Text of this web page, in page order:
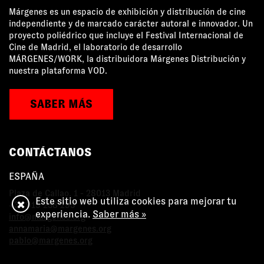
Márgenes es un espacio de exhibición y distribución de cine
independiente y de marcado carácter autoral e innovador. Un
proyecto poliédrico que incluye el Festival Internacional de
Cine de Madrid, el laboratorio de desarrollo
MÁRGENES/WORK, la distribuidora Márgenes Distribución y
nuestra plataforma VOD.
SABER MÁS
CONTÁCTANOS
ESPAÑA
Plaza de Callao, 1 - 28013 Madrid
+34 915 238 295
info@margenes.org
annamaria@margenes.org
pablo@margenes.org
Este sitio web utiliza cookies para mejorar tu
experiencia. Saber más »